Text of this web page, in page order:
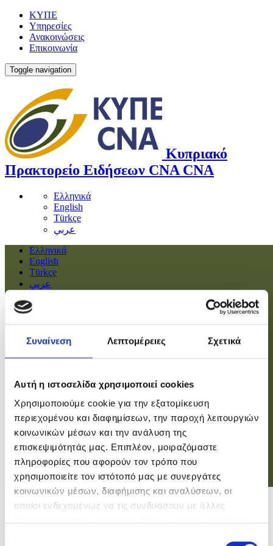
Συναίνεση Λεπτομέρειες Σχετικά
Αυτή η ιστοσελίδα χρησιμοποιεί cookies
Χρησιμοποιούμε cookie για την εξατομίκευση
περιεχομένου και διαφημίσεων, την παροχή λειτουργιών
κοινωνικών μέσων και την ανάλυση της
επισκεψιμότητάς μας. Επιπλέον, μοιραζόμαστε
πληροφορίες που αφορούν τον τρόπο που
χρησιμοποιείτε τον ιστότοπό μας με συνεργάτες
κοινωνικών μέσων, διαφήμισης και αναλύσεων, οι
οποίοι ενδεχομένως να τις συνδυάσουν με άλλες
ΚΥΠΕ
Υπηρεσίες
Ανακοινώσεις
Επικοινωνία
Toggle navigation
Κυπριακό
Πρακτορείο Ειδήσεων CNA CNA
Ελληνικά
English
Türkçe
عربي
Ελληνικά
English
Türkçe
عربي
Αρχική
Πολιτική
Οικονομία
Βουλή
Εσωτερικά
Ευρώπη
Κόσμος
Αθλητικά
Virals
Επιστήμες
Σύνδεση
Σύνδεση